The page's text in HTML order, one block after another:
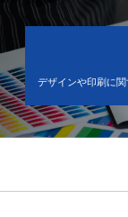
デザインや印刷に